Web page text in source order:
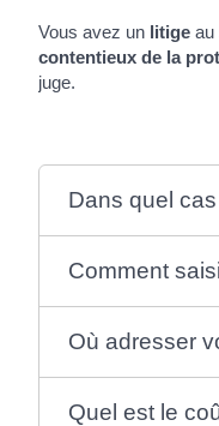
Vous avez un litige au
contentieux de la
juge.
Dans quel
Comment
Où adresser
Quel est le